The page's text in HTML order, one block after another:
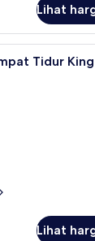
Lihat
Kamar
Tidur King
Lihat